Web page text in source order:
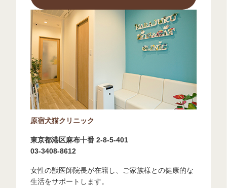
原宿犬猫クリニック
東京都港区麻布十番 2-8-5-401
03-3408-8612
女性の獣医師院長が在籍し、ご家族様との健康的な
生活をサポートします。